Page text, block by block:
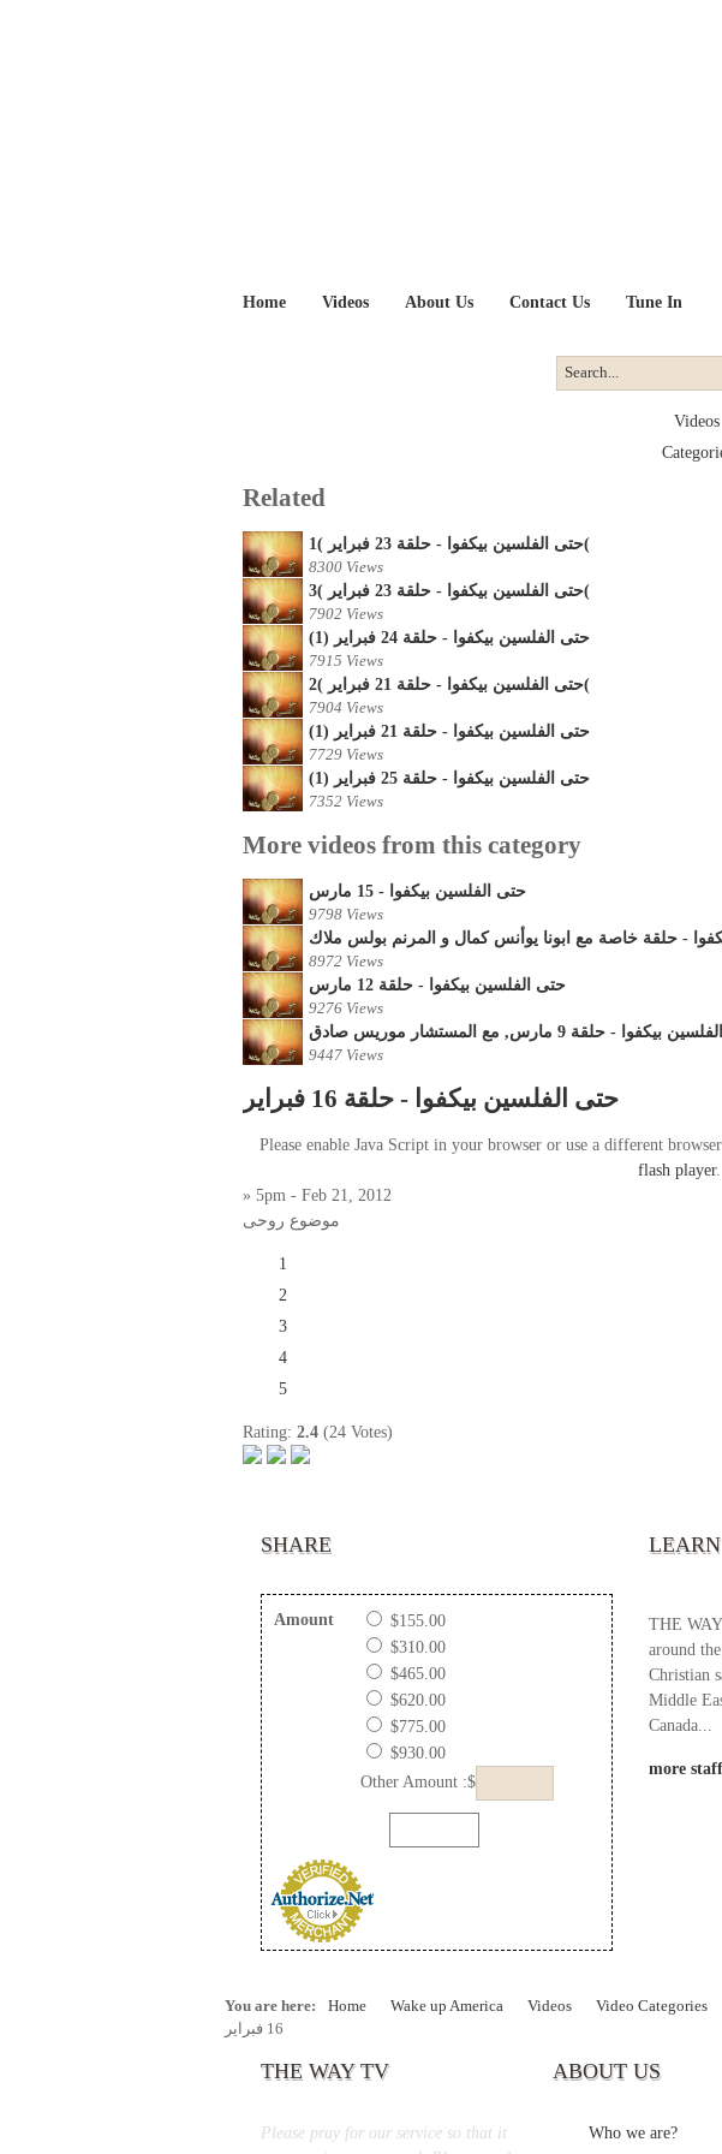
Home Videos About Us Contact Us Tune In
Videos
Related
حتى الفلسين بيكفوا - حلقة 23 فبراير )1(
8300 Views
حتى الفلسين بيكفوا - حلقة 23 فبراير )3(
7902 Views
حتى الفلسين بيكفوا - حلقة 24 فبراير (1)
7915 Views
حتى الفلسين بيكفوا - حلقة 21 فبراير )2(
7904 Views
حتى الفلسين بيكفوا - حلقة 21 فبراير (1)
7729 Views
حتى الفلسين بيكفوا - حلقة 25 فبراير (1)
7352 Views
More videos from this category
حتى الفلسين بيكفوا - 15 مارس
9798 Views
- حلقة خاصة مع ابونا يوأنس كمال و المرنم بولس ملاك
8972 Views
حتى الفلسين بيكفوا - حلقة 12 مارس
9276 Views
بيكفوا - حلقة 9 مارس, مع المستشار موريس صادق
9447 Views
حتى الفلسين بيكفوا - حلقة 16 فبراير
Please enable Java Script in your browser or use a different
flash player.
» 5pm - Feb 21, 2012
موضوع روحى
1
2
3
4
5
Rating: 2.4 (24 Votes)
SHARE
Amount
$155.00
$310.00
$465.00
$620.00
$775.00
$930.00
Other Amount :$
LEARN
THE
around
Christian
Middle
Canada...
more staff
You are here: Home Wake up America Videos Video Categories
16 فبراير
THE WAY TV
Please pray for our service so that it
ABOUT US
Who we are?